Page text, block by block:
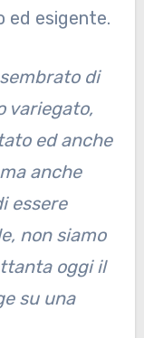
ed esigente.
di
variegato,
ed anche
anche
essere
non siamo
oggi il
su una